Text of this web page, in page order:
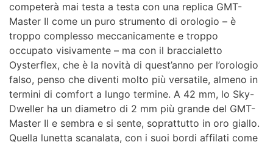
competerà mai testa a testa con una replica GMT-
Master II come un puro strumento di orologio – è
troppo complesso meccanicamente e troppo
occupato visivamente – ma con il braccialetto
Oysterflex, che è la novità di quest’anno per l’orologio
falso, penso che diventi molto più versatile, almeno in
termini di comfort a lungo termine. A 42 mm, lo Sky-
Dweller ha un diametro di 2 mm più grande del GMT-
Master II e sembra e si sente, soprattutto in oro giallo.
Quella lunetta scanalata, con i suoi bordi affilati come